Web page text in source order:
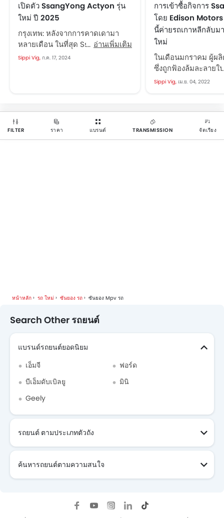
เปิดตัว SsangYong Actyon รุ่น
ใหม่ ปี 2025
กรุงเทพ: หลังจากการคาดเดามา
หลายเดือน ในที่สุด SsangYong
Actyon รุ่นใหม่ปี 2025 ก็ถูกเปิดตัว
รวมถึง Actyon ด้วย โฆษกของ
SsangYong Australia ยืนยันว่า
Actyon...
อ่านเพิ่มเติม
Sippi Vig, ก.ค. 17, 2024
การเข้าซื้อกิจการ
โดย Edison
นี้ค่ายรถเกาหลีกลับม
ใหม่
ในเดือนมกราคม ผู้ผ
ซึ่งถูกฟ้องล้มละลายใ
มีรายงานว่า ถูกกลุ่ม
มูลค่า 304.8 พันล้าน
ล้านบาท) ตามรายงา
ซื้อถูกยกเลิกหลังจาก
Sippi Vig, เม.ย. 04, 2022
FILTER ราคา แบรนด์ TRANSMISSION จัดเรียง
หน้าหลัก รถ ใหม่ ซันยอง รถ ซันยอง Mpv รถ
Search Other รถยนต์
แบรนด์รถยนต์ยอดนิยม
เอ็มจี
ฟอร์ด
บีเอ็มดับเบิลยู
มินิ
Geely
รถยนต์ ตามประเภทตัวถัง
ค้นหารถยนต์ตามความสนใจ